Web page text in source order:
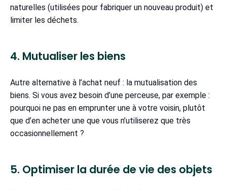
naturelles (utilisées pour fabriquer un nouveau produit) et
limiter les déchets.
4. Mutualiser les biens
Autre alternative à l’achat neuf : la mutualisation des
biens. Si vous avez besoin d’une perceuse, par exemple :
pourquoi ne pas en emprunter une à votre voisin, plutôt
que d’en acheter une que vous n’utiliserez que très
occasionnellement ?
5. Optimiser la durée de vie des objets